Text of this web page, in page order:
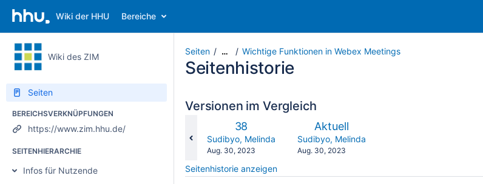
Wiki der HHU Bereiche
Wiki des ZIM
Seiten
BEREICHSVERKNÜPFUNGEN
https://www.zim.hhu.de/
SEITENHIERARCHIE
Infos für Nutzende
Seiten … Wichtige Funktionen in Webex Meetings
Seitenhistorie
Versionen im Vergleich
Alte
Version
38
changes.mady.by.user
Sudibyo, Melinda
Gespeichert
Aug. 30, 2023
verglichenNeue
Version
Aktuell
changes.mady.by.user
Sudibyo, Melinda
Gespeichert
Aug. 30, 2023
Seitenhistorie anzeigen